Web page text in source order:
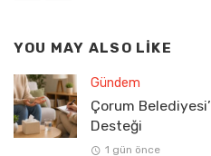
YOU MAY ALSO LIKE
Gündem
Çorum
Desteği
1 gün önce